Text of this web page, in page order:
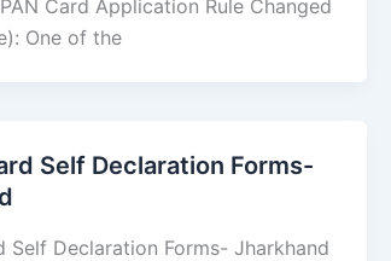
Card Application Rule Changed
One of the
Self Declaration Forms-
Self Declaration Forms- Jharkhand